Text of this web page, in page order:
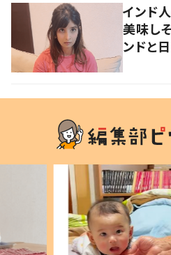
インド
美味し
ンドと